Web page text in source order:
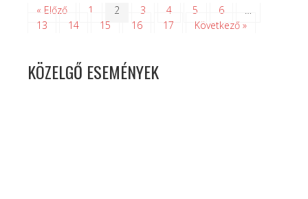
« Előző 1 2 3 4 5 6
13
14 15 16 17 Következő »
KÖZELGŐ ESEMÉNYEK